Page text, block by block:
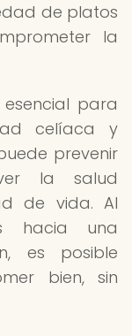
de platos
la
para
celíaca y
prevenir
la salud
de vida. Al
hacia una
es posible
bien, sin